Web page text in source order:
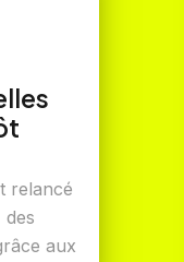
relancé
aux